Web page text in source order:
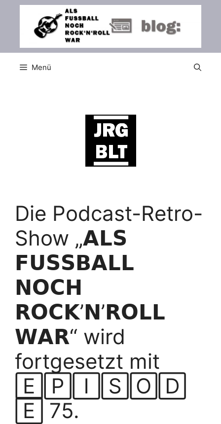
Menü
Die Podcast-Retro-
Show „𝗔𝗟𝗦
𝗙𝗨𝗦𝗦𝗕𝗔𝗟𝗟
𝗡𝗢𝗖𝗛
𝗥𝗢𝗖𝗞’𝗡’𝗥𝗢𝗟𝗟
𝗪𝗔𝗥“ wird
fortgesetzt mit
🄴🄿🄸🅂🄾🄳
🄴 75.